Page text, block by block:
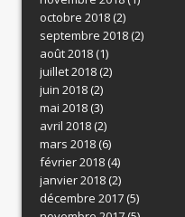
octobre 2018(2)
septembre 2018(2)
août 2018(1)
juillet 2018(2)
juin 2018(2)
mai 2018(3)
avril 2018(2)
mars 2018(6)
février 2018(4)
janvier 2018(2)
décembre 2017(5)